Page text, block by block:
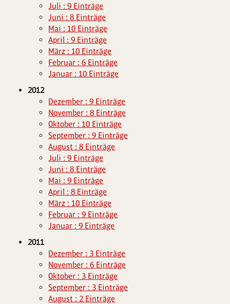
Juli : 9 Einträge
Juni : 8 Einträge
Mai : 10 Einträge
April : 9 Einträge
März : 10 Einträge
Februar : 6 Einträge
Januar : 10 Einträge
2012
Dezember : 9 Einträge
November : 8 Einträge
Oktober : 10 Einträge
September : 9 Einträge
August : 8 Einträge
Juli : 9 Einträge
Juni : 8 Einträge
Mai : 9 Einträge
April : 8 Einträge
März : 10 Einträge
Februar : 9 Einträge
Januar : 9 Einträge
2011
Dezember : 3 Einträge
November : 6 Einträge
Oktober : 3 Einträge
September : 3 Einträge
August : 2 Einträge